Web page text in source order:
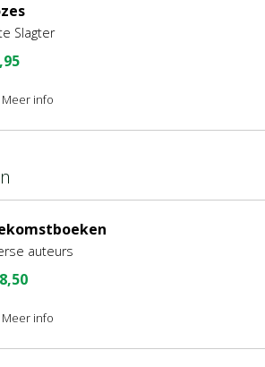
Slagter
Meer info
auteurs
Meer info